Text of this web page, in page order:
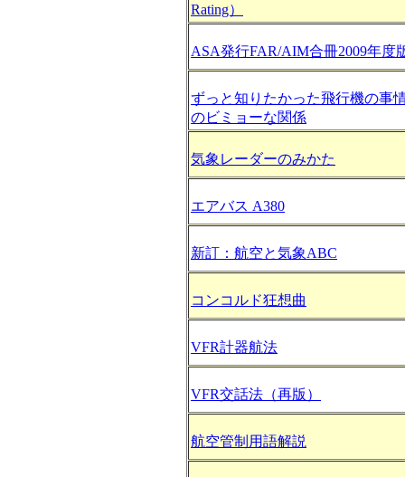
Rating）
ASA発行FAR/AIM合冊2009年度
ずっと知りたかった飛行機の事
のビミョーな関係
気象レーダーのみかた
エアバス A380
新訂：航空と気象ABC
コンコルド狂想曲
VFR計器航法
VFR交話法（再版）
航空管制用語解説